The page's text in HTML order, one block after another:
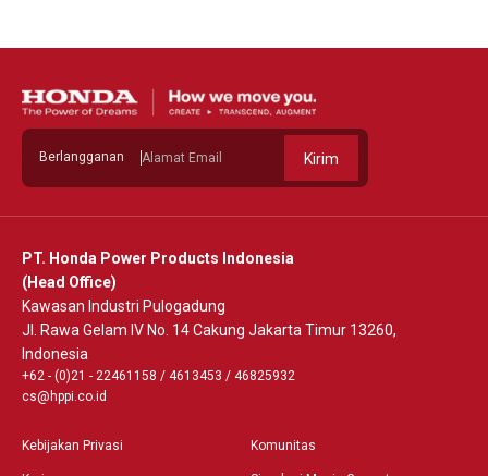
Berlangganan Kirim
PT. Honda Power Products Indonesia
(Head Office)
Kawasan Industri Pulogadung
Jl. Rawa Gelam IV No. 14 Cakung Jakarta Timur 13260,
Indonesia
+62 - (0)21 - 22461158 / 4613453 / 46825932
cs@hppi.co.id
Kebijakan Privasi Komunitas